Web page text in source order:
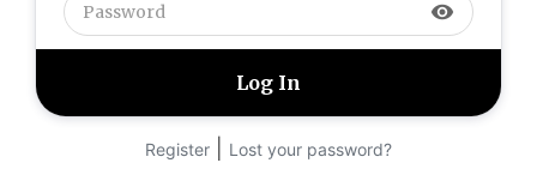
visibility
Register Lost your password?